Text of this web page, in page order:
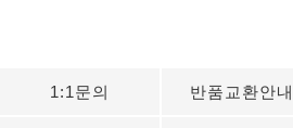
1:1문의 반품교환안내